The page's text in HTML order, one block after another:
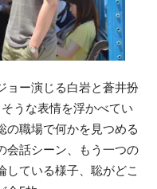
ョー演じる白岩と蒼井扮
うな表情を浮かべてい
の職場で何かを見つめる
会話シーン、もう一つの
している様子、聡がどこ